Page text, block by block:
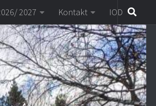
2027 Kontakt IOD